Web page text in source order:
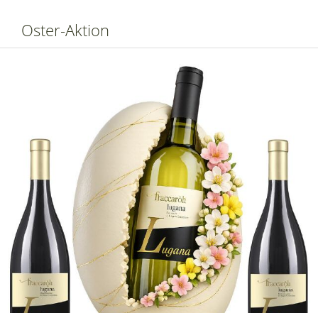
Oster-Aktion